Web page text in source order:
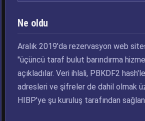
Ne oldu
Aralık 2019'da rezervasyon web
"üçüncü taraf bulut barındırma
açıkladılar. Veri ihlali, PBKDF2
adresleri ve şifreler de dahil olmak
HIBP'ye şu kuruluş tarafından